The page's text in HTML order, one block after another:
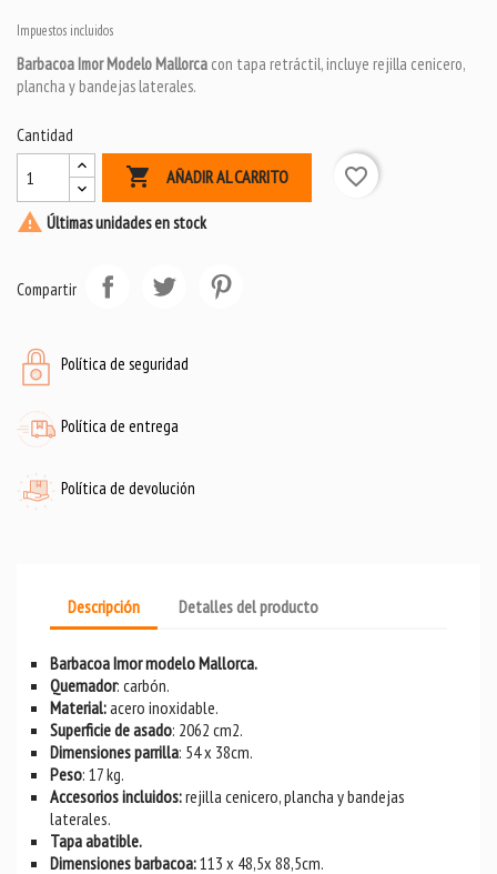
Impuestos incluidos
Barbacoa Imor Modelo Mallorca con tapa retráctil, incluye rejilla cenicero,
plancha y bandejas laterales.
Cantidad
 AÑADIR AL CARRITO
favorite_border
 Últimas unidades en stock
Compartir
Política de seguridad
Política de entrega
Política de devolución
Descripción Detalles del producto
Barbacoa Imor modelo Mallorca.
Quemador: carbón.
Material:acero inoxidable.
Superficie de asado: 2062 cm2.
Dimensiones parrilla: 54 x 38cm.
Peso: 17 kg.
Accesorios incluidos:rejilla cenicero, plancha y bandejas
laterales.
Tapa abatible.
Dimensiones barbacoa:113 x 48,5x 88,5cm.